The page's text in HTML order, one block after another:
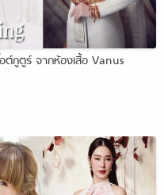
ต์กูตูร์ จากห้องเสื้อ Vanus